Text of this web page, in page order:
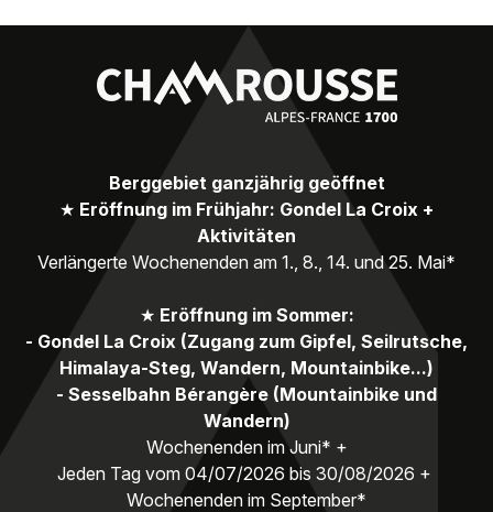
Berggebiet ganzjährig geöffnet
★ Eröffnung im Frühjahr: Gondel La Croix +
Aktivitäten
Verlängerte Wochenenden am 1., 8., 14. und 25. Mai*
★ Eröffnung im Sommer:
- Gondel La Croix (Zugang zum Gipfel, Seilrutsche,
Himalaya-Steg, Wandern, Mountainbike...)
- Sesselbahn Bérangère (Mountainbike und
Wandern)
Wochenenden im Juni* +
Jeden Tag vom 04/07/2026 bis 30/08/2026 +
Wochenenden im September*